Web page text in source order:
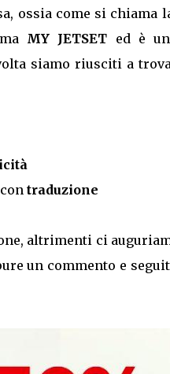
ossia come si chiama
MY JETSET ed è
siamo riusciti a
traduzione
altrimenti ci
un commento e